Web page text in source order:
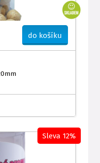
do košíku
Sleva 12%